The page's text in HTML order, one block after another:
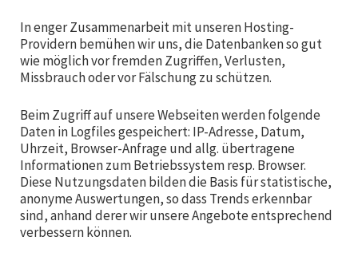
In enger Zusammenarbeit mit unseren Hosting-
Providern bemühen wir uns, die Datenbanken so gut
wie möglich vor fremden Zugriffen, Verlusten,
Missbrauch oder vor Fälschung zu schützen.
Beim Zugriff auf unsere Webseiten werden folgende
Daten in Logfiles gespeichert: IP-Adresse, Datum,
Uhrzeit, Browser-Anfrage und allg. übertragene
Informationen zum Betriebssystem resp. Browser.
Diese Nutzungsdaten bilden die Basis für statistische,
anonyme Auswertungen, so dass Trends erkennbar
sind, anhand derer wir unsere Angebote entsprechend
verbessern können.